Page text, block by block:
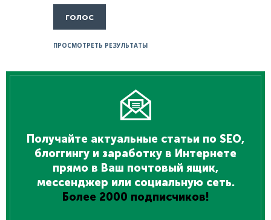
ПРОСМОТРЕТЬ РЕЗУЛЬТАТЫ
Получайте актуальные статьи по SEO,
блоггингу и заработку в Интернете
прямо в Ваш почтовый ящик,
мессенджер или социальную сеть.
Более 2000 подписчиков!